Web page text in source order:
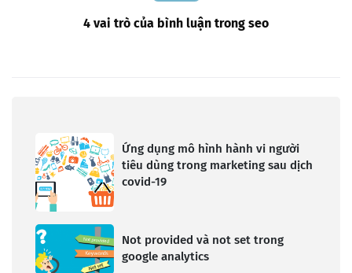
4 vai trò của bình luận trong seo
Ứng dụng mô hình hành vi người
tiêu dùng trong marketing sau dịch
covid-19
Not provided và not set trong
google analytics